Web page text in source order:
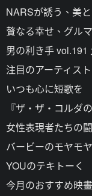
NARSが誘う、美
贅なる幸せ、グル
男の利き手 vol.191
注目のアーティス
いつも心に短歌を
『ザ・ザ・コルダ
女性表現者たちの
バービーのモヤモ
YOUのテキトーく
今月のおすすめ映